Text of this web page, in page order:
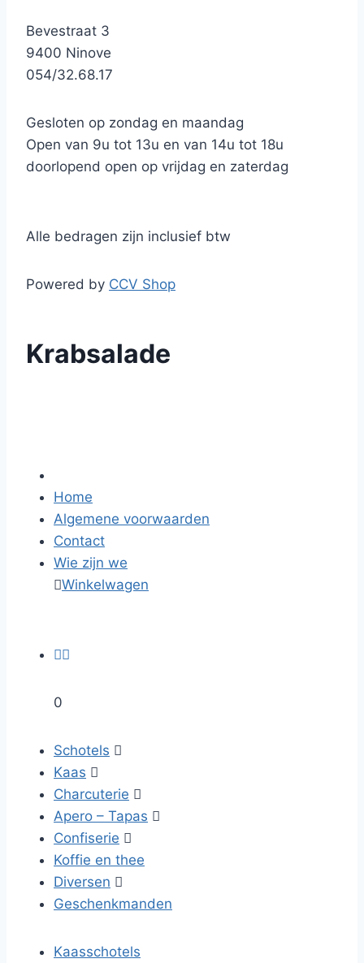
Bevestraat 3
9400 Ninove
054/32.68.17
Gesloten op zondag en maandag
Open van 9u tot 13u en van 14u tot 18u
doorlopend open op vrijdag en zaterdag
Alle bedragen zijn inclusief btw
Powered by CCV Shop
Krabsalade
Home
Algemene voorwaarden
Contact
Wie zijn we
Winkelwagen

0
Schotels 
Kaas 
Charcuterie 
Apero – Tapas 
Confiserie 
Koffie en thee
Diversen 
Geschenkmanden
Kaasschotels